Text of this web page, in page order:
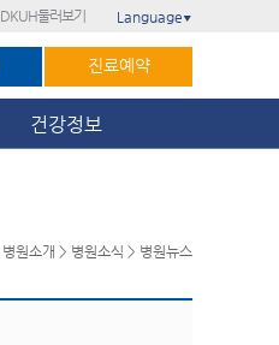
DKUH둘러보기 Language ▼
진료예약
건강정보
병원소개 > 병원소식 > 병원뉴스